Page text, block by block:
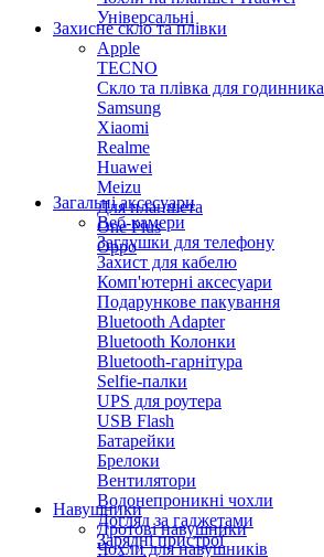
Універсальні
Захисне скло та плівки
Apple
TECNO
Скло та плівка для годинника
Samsung
Xiaomi
Realme
Huawei
Meizu
Для планшета
One Plus
Oppo
Загальні аксесуари
Веб-камери
Заглушки для телефону
Захист для кабелю
Комп'ютерні аксесуари
Подарункове пакування
Bluetooth Adapter
Bluetooth Колонки
Bluetooth-гарнітура
Selfie-палки
UPS для роутера
USB Flash
Батарейки
Брелоки
Вентилятори
Водонепроникні чохли
Догляд за гаджетами
Зарядні пристрої
Навушники
Дротові навушники
Чохли для навушників